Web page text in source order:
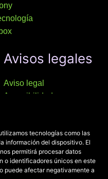
tecnologías como las
información del dispositivo. El
permitirá procesar datos
o identificadores únicos en este
puede afectar negativamente a
Avisos legales
Aviso legal
Accesibilidad
Política de privacidad